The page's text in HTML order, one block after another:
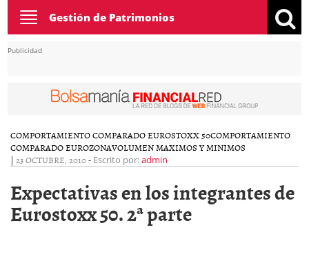
Toggle
navigation
Gestión de Patrimonios
Publicidad
COMPORTAMIENTO COMPARADO EUROSTOXX 50COMPORTAMIENTO
COMPARADO EUROZONAVOLUMEN MAXIMOS Y MINIMOS
| 23 OCTUBRE, 2010- Escrito por:admin
Expectativas en los integrantes de
Eurostoxx 50. 2ª parte